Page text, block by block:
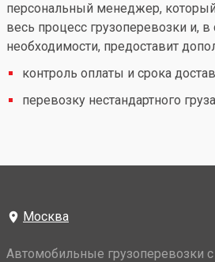
персональный менеджер,
весь процесс грузоперевозки и, в
необходимости, предоставит
контроль оплаты и срока
перевозку нестандартного
Москва
Автомобильные грузоперевозки